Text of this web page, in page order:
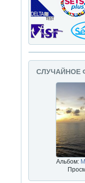
СЛУЧАЙНОЕ
Альбом: